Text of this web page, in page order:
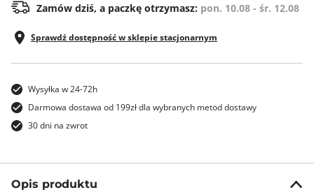
Zamów dziś, a paczkę otrzymasz: pon. 10.08 - śr. 12.08
Sprawdź dostępność w sklepie stacjonarnym
Wysyłka w 24-72h
Darmowa dostawa od 199zł dla wybranych metod dostawy
30 dni na zwrot
Opis produktu